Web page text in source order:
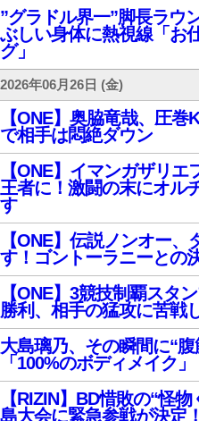
”グラドル界一”脚長ラウ
ぶしい身体に熱視線「お
グ」
2026年06月26日 (金)
【ONE】奥脇竜哉、圧
で相手は悶絶ダウン
【ONE】イマンガザリ
王者に！激闘の末にオル
す
【ONE】伝説ノンオー
す！ゴントーラニーとの
【ONE】3競技制覇スタ
勝利、相手の猛攻に苦戦
大島璃乃、その瞬間に“腹
「100%のボディメイク」
【RIZIN】BD惜敗の“怪
島大会に緊急参戦が決定！